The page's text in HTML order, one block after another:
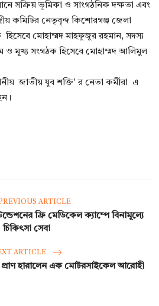
সক্রিয় ভূমিকা ও সাংগঠনিক দক্ষতা এবং
কমিটির নেতৃবৃন্দ কিশোরগঞ্জ জেলা
মোহাম্মদ মাহফুজুর রহমান, সদস্য
ও মূখ্য সংগঠক হিসেবে মোহাম্মদ আলিমুল
জাতীয় যুব শক্তি' র নেতা কর্মীরা এ
ARTICLE
ফ্রি মেডিকেল ক্যাম্পে বিনামূল্যে
চিকিৎসা সেবা
ARTICLE
প্রাণ হারালেন এক মোটরসাইকেল আরোহী